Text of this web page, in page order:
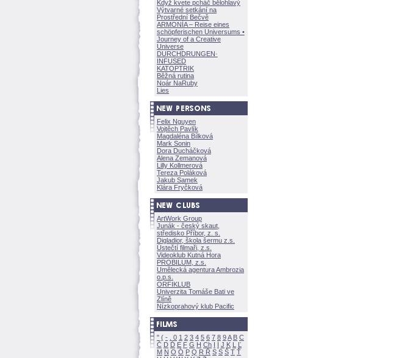
Když kvete pcháč bělohlavý
Výtvarné setkání na
Prostřední Bečvě
ARMONÍA – Reise eines
schöpferischen Universums •
Journey of a Creative
Universe
DURCHDRUNGEN·
INFUSED
KATOPTRIK
Běžná rutina
Noár NaRuby
Lies
Felix Nguyen
Vojtěch Pavlík
Magdaléna Bílkov
Mark Sonin
Dora Ducháčkov
Alena Zemanov
Lilly Kollmerov
Tereza Polákov
Jakub Samek
Klára Fryčkov
ArtWork Group
Junák - český skaut,
středisko Příbor, z. s.
Digladior, škola šermu z.s.
Ústečtí filmaři, z.s.
Videoklub Kutná Hora
PROBILUM, z.s.
Umělecká agentura Ambrozia
o.p.s.
ORFIKLUB
Univerzita Tomáše Bati ve
Zlíně
Nízkoprahový klub Pacific
" ( - 0 1 2 3 4 5 6 7 8 9A B C
Č D Ď E F G H Ch I Í J K L
Ľ
M N O Ó P Q R Ř S Ś T Ť